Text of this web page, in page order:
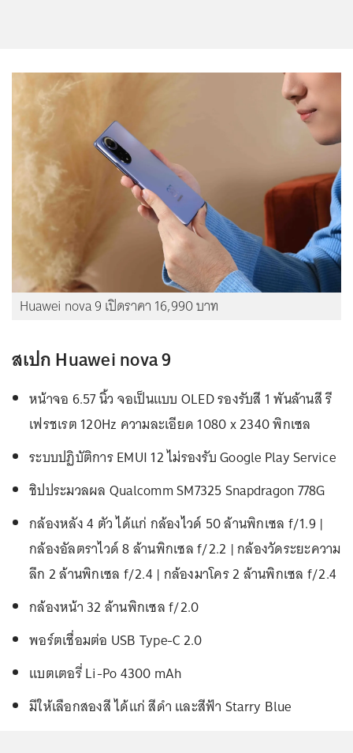
Huawei nova 9 เปิดราคา 16,990 บาท
สเปก Huawei nova 9
หน้าจอ 6.57 นิ้ว จอเป็นแบบ OLED รองรับสี 1 พันล้านสี รี
เฟรชเรต 120Hz ความละเอียด 1080 x 2340 พิกเซล
ระบบปฏิบัติการ EMUI 12 ไม่รองรับ Google Play Service
ชิปประมวลผล Qualcomm SM7325 Snapdragon 778G
กล้องหลัง 4 ตัว ได้แก่ กล้องไวด์ 50 ล้านพิกเซล f/1.9 |
กล้องอัลตราไวด์ 8 ล้านพิกเซล f/2.2 | กล้องวัดระยะความ
ลึก 2 ล้านพิกเซล f/2.4 | กล้องมาโคร 2 ล้านพิกเซล f/2.4
กล้องหน้า 32 ล้านพิกเซล f/2.0
พอร์ตเชื่อมต่อ USB Type-C 2.0
แบตเตอรี่ Li-Po 4300 mAh
มีให้เลือกสองสี ได้แก่ สีดำ และสีฟ้า Starry Blue